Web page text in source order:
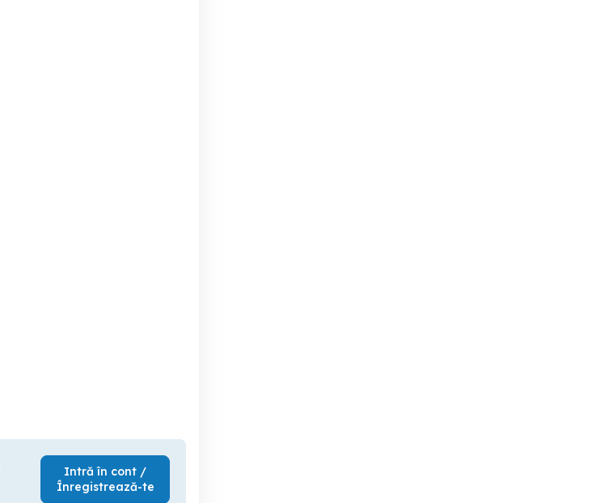
Intră în cont /
Înregistrează-te